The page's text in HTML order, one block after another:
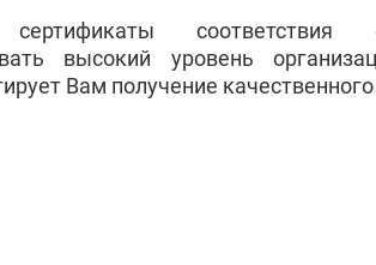
соответствия
высокий уровень
Вам получение